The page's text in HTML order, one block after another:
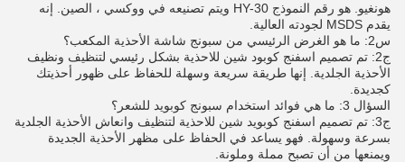
هونغيو. هو رقم النموذج HY-30 ويتم تصنيعه في ووكسي ، الصين. إنه
يقدم MSDS لجودته العالية.
س2: ما هو الغرض الرئيسي من سبونج شاشة الأحذية المكعب؟
ج2: تم تصميم اسفنج كوبود شين للاحذية بشكل رئيسي لتنظيف ونظيف
الأحذية الجلدية. إنها طريقة سريعة وسهلة للحفاظ على ظهور أحذيتك
كجديدة.
السؤال 3: ما هي فوائد استخدام سبونج كوبويد للشعر؟
ج3: تم تصميم اسفنج كوبويد شين للاحذية لتنظيف وانعاش الأحذية الجلدية
بسرعة وسهولة. فهو يساعد في الحفاظ على مظهر الأحذية الجديدة
ويمنعها من أن تصبح مملة وملونة.